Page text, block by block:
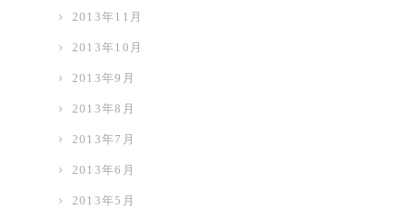
2013年11月
2013年10月
2013年9月
2013年8月
2013年7月
2013年6月
2013年5月